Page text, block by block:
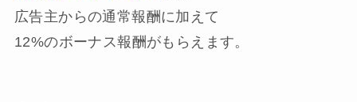
広告主からの通常報酬に加えて
12%のボーナス報酬がもらえます。